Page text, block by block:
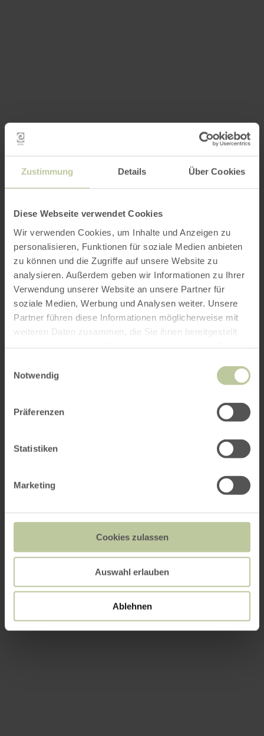
Zustimmung Details Über Cookies
Diese Webseite verwendet Cookies
Wir verwenden Cookies, um Inhalte und Anzeigen zu
personalisieren, Funktionen für soziale Medien anbieten
zu können und die Zugriffe auf unsere Website zu
analysieren. Außerdem geben wir Informationen zu Ihrer
Verwendung unserer Website an unsere Partner für
soziale Medien, Werbung und Analysen weiter. Unsere
Partner führen diese Informationen möglicherweise mit
weiteren Daten zusammen, die Sie ihnen bereitgestellt
Notwendig
Präferenzen
Statistiken
Marketing
Cookies zulassen
Auswahl erlauben
Ablehnen